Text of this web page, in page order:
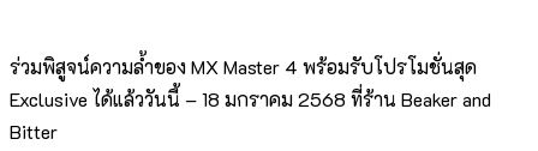
ร่วมพิสูจน์ความล้ำของ MX Master 4 พร้อมรับโปรโมชั่นสุด
Exclusive ได้แล้ววันนี้ – 18 มกราคม 2568 ที่ร้าน Beaker and
Bitter